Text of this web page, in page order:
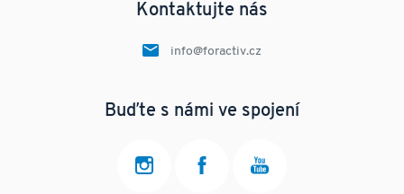
Kontaktujte nás
info@foractiv.cz
Buďte s námi ve spojení